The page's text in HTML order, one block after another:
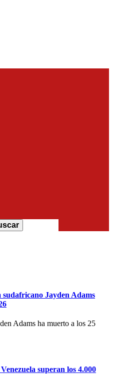
Search
sudafricano Jayden Adams
superan los 4.000